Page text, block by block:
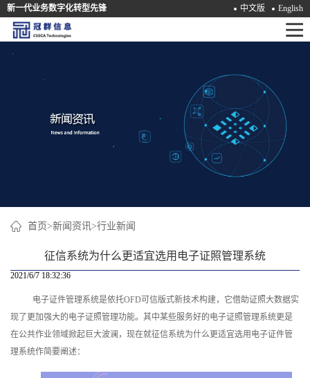
新一代业务数字化转型先锋 中文版 English
首
首页>新闻资讯>行业新闻
征信系统为什么更适宜选用电子证照管理系统
2021/6/7 18:32:36
电子证件管理系统是依托OFD可信版式新技术构建，它借助证照大数据实
现了更加强大的电子证照管理功能。其中某些服务好的电子证照管理系统更是
在公共作业领域掀起巨大波澜，现在就征信系统为什么更适宜选用电子证件管
理系统作简要阐述：